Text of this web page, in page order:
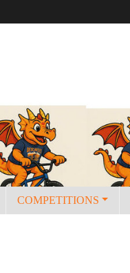
COMPETITIONS